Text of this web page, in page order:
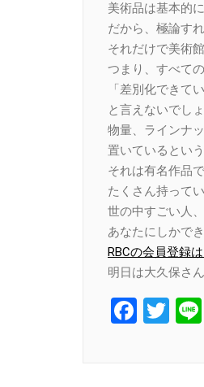
美術品は基本的
だから、極論す
それだけで美術
つまり、すべて
「差別化できて
と言えないでし
物量、ラインナ
置いているとい
それは有名作品
たくさん持って
世の中すごい人
あなたにしかで
RBCの会員登録
明日は大久保さん